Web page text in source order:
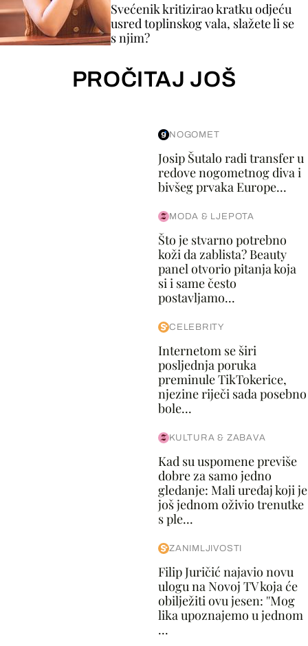
Svećenik kritizirao kratku odjeću
usred toplinskog vala, slažete li se
s njim?
PROČITAJ JOŠ
NOGOMET
Josip Šutalo radi transfer u
redove nogometnog diva i
bivšeg prvaka Europe...
MODA & LJEPOTA
Što je stvarno potrebno
koži da zablista? Beauty
panel otvorio pitanja koja
si i same često
postavljamo...
CELEBRITY
Internetom se širi
posljednja poruka
preminule TikTokerice,
njezine riječi sada posebno
bole...
KULTURA & ZABAVA
Kad su uspomene previše
dobre za samo jedno
gledanje: Mali uređaj koji je
još jednom oživio trenutke
s ple...
ZANIMLJIVOSTI
Filip Juričić najavio novu
ulogu na Novoj TV koja će
obilježiti ovu jesen: ''Mog
lika upoznajemo u jednom
...